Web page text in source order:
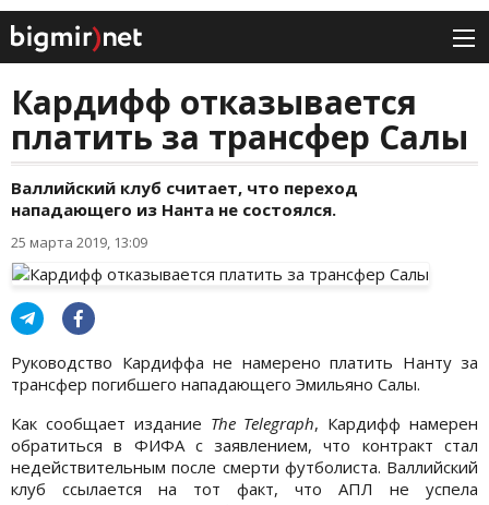
Кардифф отказывается
платить за трансфер Салы
Валлийский клуб считает, что переход
нападающего из Нанта не состоялся.
25 марта 2019, 13:09
Руководство Кардиффа не намерено платить Нанту за
трансфер погибшего нападающего Эмильяно Салы.
Как сообщает издание The Telegraph, Кардифф намерен
обратиться в ФИФА с заявлением, что контракт стал
недействительным после смерти футболиста. Валлийский
клуб ссылается на тот факт, что АПЛ не успела